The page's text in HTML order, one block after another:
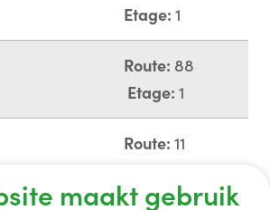
Etage: 1
Route: 88
Etage: 1
Route: 11
maakt gebruik